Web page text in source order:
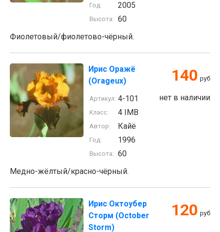
Год: 2005
Высота: 60
Фиолетовый/фиолетово-чёрный.
Ирис Оражё
(Orageux)
140 руб
нет в наличии
Артикул: 4-101
Класс: 4 IMB
Автор: Кайё
Год: 1996
Высота: 60
Медно-жёлтый/красно-чёрный.
Ирис Октоубер
Сторм (October
Storm)
120 руб